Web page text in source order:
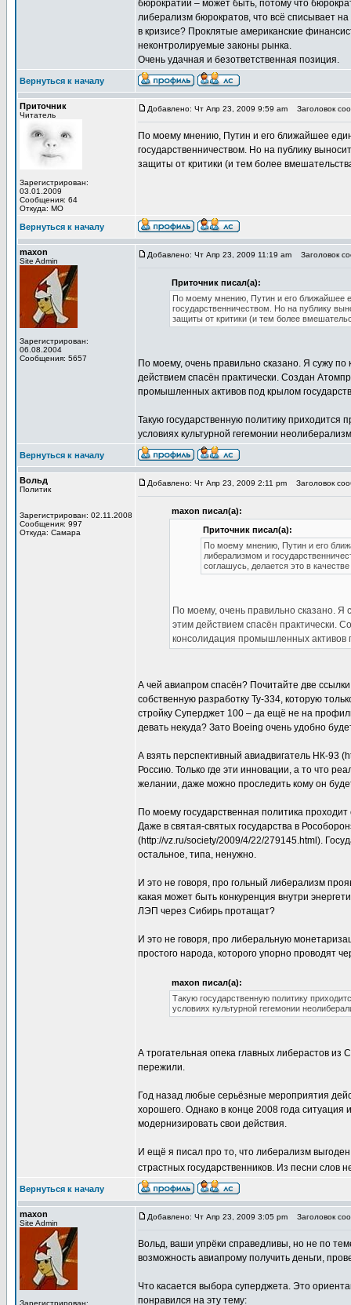
бюрократии – может быть, потому что
либерализм бюрократов, что всё списывает
в кризисе? Проклятые американские
неконтролируемые законы рынка.
Очень удачная и безответственная позиция.
Вернуться к началу
Приточник
Читатель
Зарегистрирован:
03.01.2009
Сообщения: 64
Откуда: МО
Добавлено: Чт Апр 23, 2009 9:59 am Заголовок
По моему мнению, Путин и его ближайшее
государственничеством. Но на публику
защиты от критики (и тем более
Вернуться к началу
maxon
Site Admin
Зарегистрирован:
06.08.2004
Сообщения: 5657
Добавлено: Чт Апр 23, 2009 11:19 am Заголовок
Приточник писал(а):
По моему мнению, Путин и его ближайшее
государственничеством. Но на публику
защиты от критики (и тем более
По моему, очень правильно сказано. Я сужу
действием спасён практически. Создан
промышленных активов под крылом
Такую государственную политику приходится
условиях культурной гегемонии
Вернуться к началу
Вольд
Политик
Зарегистрирован: 02.11.2008
Сообщения: 997
Откуда: Самара
Добавлено: Чт Апр 23, 2009 2:11 pm Заголовок
maxon писал(а):
Приточник писал(а):
По моему мнению, Путин и его
либерализмом и
соглашусь, делается это в
По моему, очень правильно сказано.
этим действием спасён практически.
консолидация промышленных активов
А чей авиапром спасён? Почитайте две
собственную разработку Ту-334, которую
стройку Суперджет 100 – да ещё не на
девать некуда? Зато Boeing очень удобно
А взять перспективный авиадвигатель НК-93
Россию. Только где эти инновации, а то что
желании, даже можно проследить кому он
По моему государственная политика
Даже в святая-святых государства в
(http://vz.ru/society/2009/4/22/279145.html).
остальное, типа, ненужно.
И это не говоря, про гольный либерализм
какая может быть конкуренция внутри
ЛЭП через Сибирь протащат?
И это не говоря, про либеральную
простого народа, которого упорно проводят
maxon писал(а):
Такую государственную политику
условиях культурной гегемонии
А трогательная опека главных либерастов
пережили.
Год назад любые серьёзные мероприятия
хорошего. Однако в конце 2008 года
модернизировать свои действия.
И ещё я писал про то, что либерализм
страстных государственников. Из песни
Вернуться к началу
maxon
Site Admin
Зарегистрирован:
Добавлено: Чт Апр 23, 2009 3:05 pm Заголовок
Вольд, ваши упрёки справедливы, но не по
возможность авиапрому получить деньги,
Что касается выбора суперджета. Это
понравился на эту тему: